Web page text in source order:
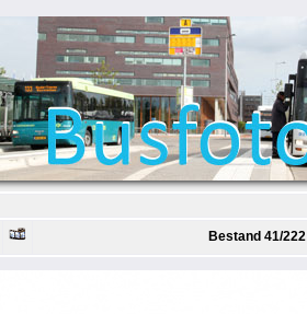
Bestand 41/222